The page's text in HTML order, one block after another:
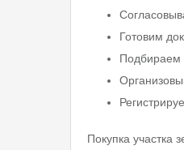
Готовим
Подбираем
Покупка участка